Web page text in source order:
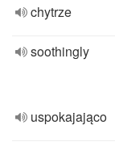
chytrze
soothingly
uspokajająco